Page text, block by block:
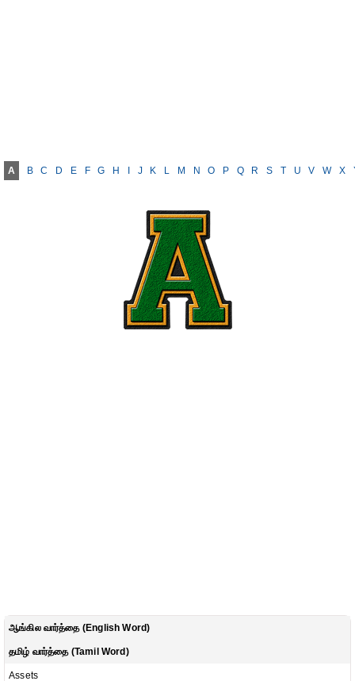
A B C D E F G H J K L M N O P Q R S T U V W X
ஆங்கில வார்த்தை (English Word)
தமிழ் வார்த்தை (Tamil Word)
Assets